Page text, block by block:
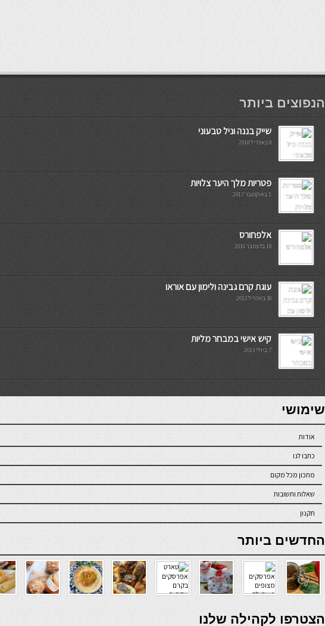
мостбет кг
הנפוצים ביותר
שייק בננה וניל טבעוני
8 באפריל 2018
פטריות מלך היער צלויות
1 באוקטובר 2017
אלפחורס
18 בדצמבר 2016
עוגת קרם גבינה ולימון עם אוראו
30 באפריל 2013
קיש אישי במבחר מליות
7 ביולי 2013
7slots
seriöse online casinos österreich
שימושי
אודות
כתבו לנו
מתכון מכל מקום
שאלות ותשובות
תקנון
online casino
החדשים ביותר
verde casino
הצטרפו לקהילה שלנו